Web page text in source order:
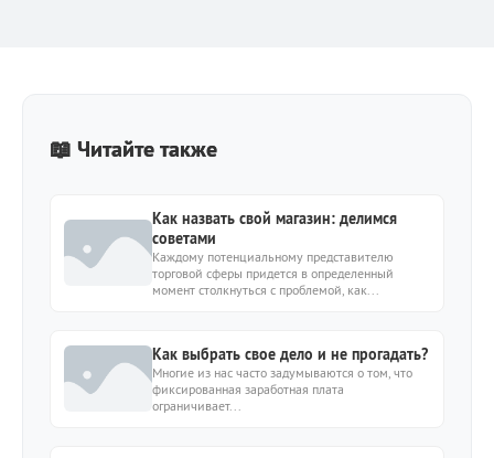
📖 Читайте также
Как назвать свой магазин: делимся
советами
Каждому потенциальному представителю
торговой сферы придется в определенный
момент столкнуться с проблемой, как...
Как выбрать свое дело и не прогадать?
Многие из нас часто задумываются о том, что
фиксированная заработная плата
ограничивает...